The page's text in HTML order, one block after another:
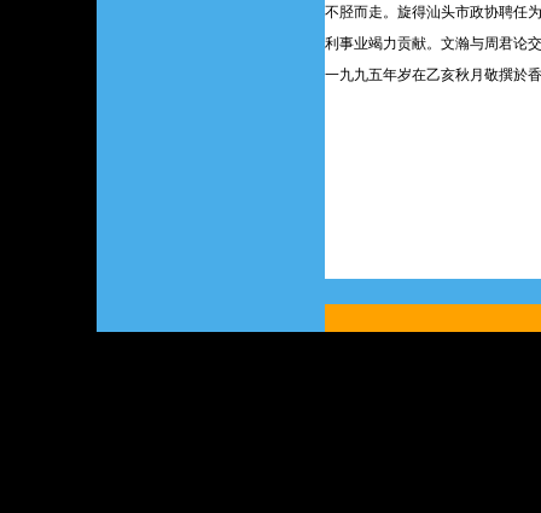
不胫而走。旋得汕头市政协聘任
利事业竭力贡献。文瀚与周君论
一九九五年岁在乙亥秋月敬撰於